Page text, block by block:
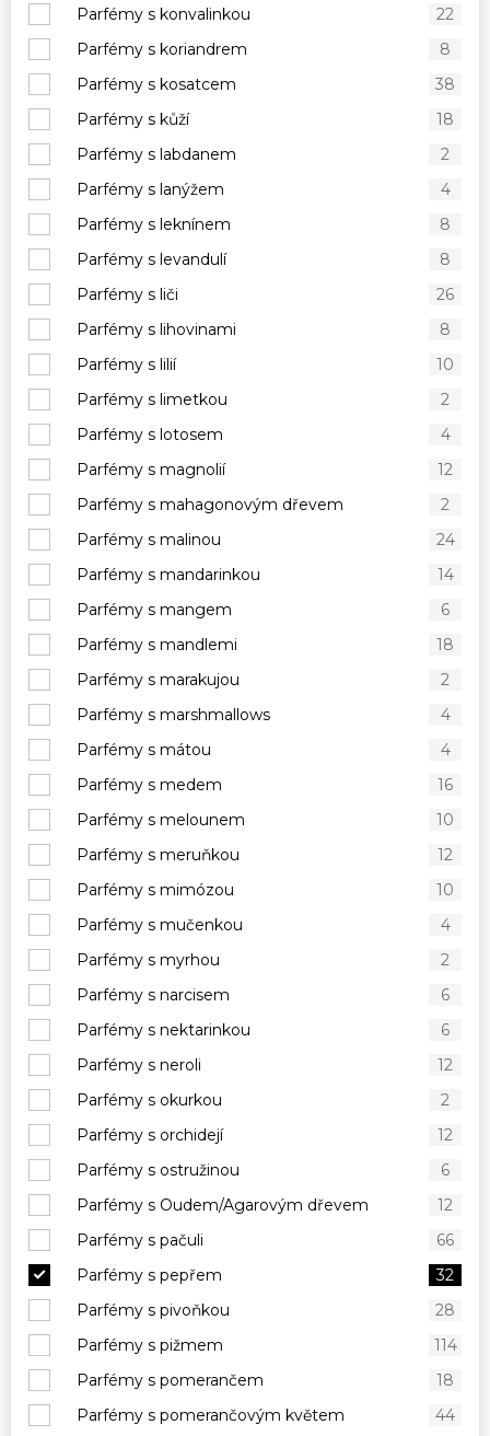
Parfémy s konvalinkou
22
Parfémy s koriandrem
8
Parfémy s kosatcem
38
Parfémy s kůží
18
Parfémy s labdanem
2
Parfémy s lanýžem
4
Parfémy s leknínem
8
Parfémy s levandulí
8
Parfémy s liči
26
Parfémy s lihovinami
8
Parfémy s lilií
10
Parfémy s limetkou
2
Parfémy s lotosem
4
Parfémy s magnolií
12
Parfémy s mahagonovým dřevem
2
Parfémy s malinou
24
Parfémy s mandarinkou
14
Parfémy s mangem
6
Parfémy s mandlemi
18
Parfémy s marakujou
2
Parfémy s marshmallows
4
Parfémy s mátou
4
Parfémy s medem
16
Parfémy s melounem
10
Parfémy s meruňkou
12
Parfémy s mimózou
10
Parfémy s mučenkou
4
Parfémy s myrhou
2
Parfémy s narcisem
6
Parfémy s nektarinkou
6
Parfémy s neroli
12
Parfémy s okurkou
2
Parfémy s orchidejí
12
Parfémy s ostružinou
6
Parfémy s Oudem/Agarovým dřevem
12
Parfémy s pačuli
66
Parfémy s pepřem
32
Parfémy s pivoňkou
28
Parfémy s pižmem
114
Parfémy s pomerančem
18
Parfémy s pomerančovým květem
44